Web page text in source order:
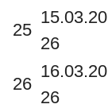
25
15.03.20
26
26
16.03.20
26